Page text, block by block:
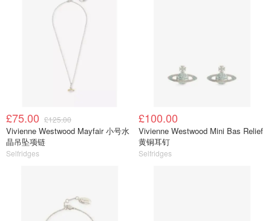
£75.00 £125.00
Vivienne Westwood Mayfair 小号水
晶吊坠项链
Selfridges
£100.00
Vivienne Westwood Mini Bas Relief
黄铜耳钉
Selfridges